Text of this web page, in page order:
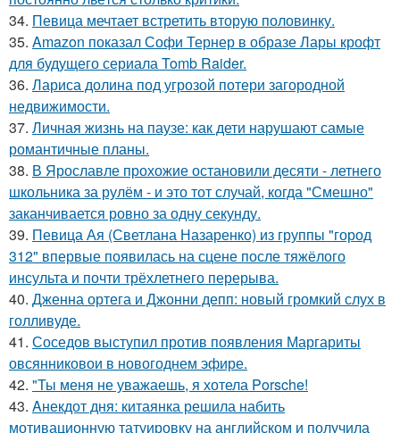
34. Певица мечтает встретить вторую половинку.
35. Amazon показал Софи Тернер в образе Лары крофт
для будущего сериала Tomb Raider.
36. Лариса долина под угрозой потери загородной
недвижимости.
37. Личная жизнь на паузе: как дети нарушают самые
романтичные планы.
38. В Ярославле прохожие остановили десяти - летнего
школьника за рулём - и это тот случай, когда "Смешно"
заканчивается ровно за одну секунду.
39. Певица Ая (Светлана Назаренко) из группы "город
312" впервые появилась на сцене после тяжёлого
инсульта и почти трёхлетнего перерыва.
40. Дженна ортега и Джонни депп: новый громкий слух в
голливуде.
41. Соседов выступил против появления Маргариты
овсянниковои в новогоднем эфире.
42. "Ты меня не уважаешь, я хотела Porsche!
43. Aнекдот дня: китаянка решила набить
мотивационную татуировку на английском и получила